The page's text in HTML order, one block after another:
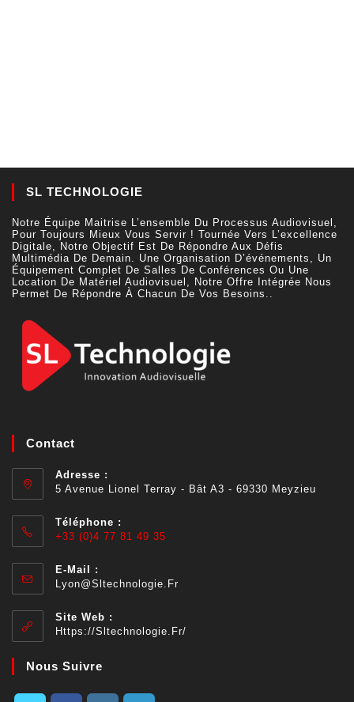
SL TECHNOLOGIE
Notre Équipe Maitrise L’ensemble Du Processus Audiovisuel,
Pour Toujours Mieux Vous Servir ! Tournée Vers L’excellence
Digitale, Notre Objectif Est De Répondre Aux Défis
Multimédia De Demain. Une Organisation D’événements, Un
Équipement Complet De Salles De Conférences Ou Une
Location De Matériel Audiovisuel, Notre Offre Intégrée Nous
Permet De Répondre À Chacun De Vos Besoins..
Contact
Adresse :
5 Avenue Lionel Terray - Bât A3 - 69330 Meyzieu
Téléphone :
+33 (0)4 77 81 49 35
E-Mail :
Lyon@sltechnologie.fr
Site Web :
Https://sltechnologie.fr/
Nous Suivre